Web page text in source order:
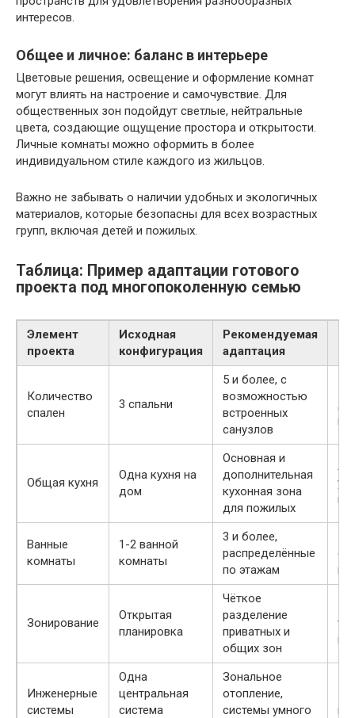
интересов.
Общее и личное: баланс в интерьере
Цветовые решения, освещение и оформление комнат
могут влиять на настроение и самочувствие. Для
общественных зон подойдут светлые, нейтральные
цвета, создающие ощущение простора и открытости.
Личные комнаты можно оформить в более
индивидуальном стиле каждого из жильцов.
Важно не забывать о наличии удобных и экологичных
материалов, которые безопасны для всех возрастных
групп, включая детей и пожилых.
Таблица: Пример адаптации готового
проекта под многопоколенную семью
Элемент
проекта
Исходная
конфигурация
Рекомендуемая
адаптация
Количество
спален
3 спальни
5 и более, с
возможностью
встроенных
санузлов
Общая кухня
Одна кухня на
дом
Основная и
дополнительная
кухонная зона
для пожилых
Ванные
комнаты
1-2 ванной
комнаты
3 и более,
распределённые
по этажам
Зонирование
Открытая
планировка
Чёткое
разделение
приватных и
общих зон
Инженерные
системы
Одна
центральная
система
Зональное
отопление,
системы умного